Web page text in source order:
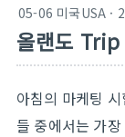
05-06 미국USA ·
올랜도 Trip
아침의 마케팅
들 중에서는 가